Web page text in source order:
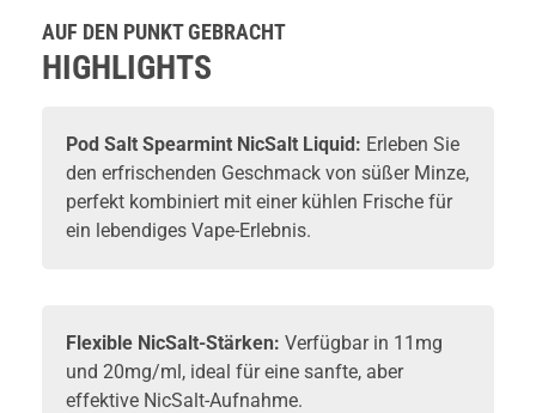
AUF DEN PUNKT GEBRACHT
HIGHLIGHTS
Pod Salt Spearmint NicSalt Liquid: Erleben Sie
den erfrischenden Geschmack von süßer Minze,
perfekt kombiniert mit einer kühlen Frische für
ein lebendiges Vape-Erlebnis.
Flexible NicSalt-Stärken: Verfügbar in 11mg
und 20mg/ml, ideal für eine sanfte, aber
effektive NicSalt-Aufnahme.